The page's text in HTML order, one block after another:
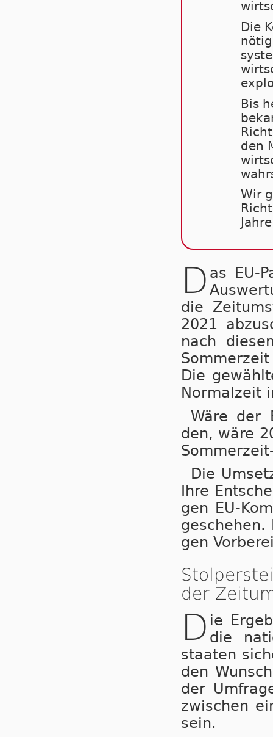
Die
Bis
den
Wir
D as EU-
die
2021
nach
Die
Nor­mal­zeit
Wäre der
den, wä­re
Die
Ihre
gen EU-
gen
der
D ie
die
staa­ten
den
der
zwi­schen
sein.